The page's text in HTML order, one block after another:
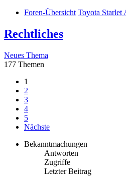
Foren-Übersicht Toyota Starlet
Rechtliches
Neues Thema
177 Themen
1
2
3
4
5
Nächste
Bekanntmachungen
Antworten
Zugriffe
Letzter Beitrag